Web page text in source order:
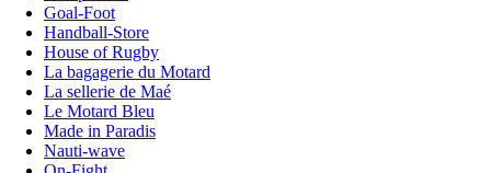
Goal-Foot
Handball-Store
House of Rugby
La bagagerie du Motard
La sellerie de Maé
Le Motard Bleu
Made in Paradis
Nauti-wave